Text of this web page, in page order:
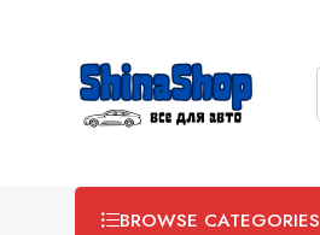
BROWSE CATEGORIES